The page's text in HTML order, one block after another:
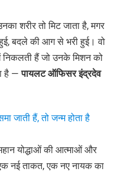
शरीर तो मिट जाता है, मगर
बदले की आग से भरी हुई। वो
निकलती हैं जो उनके मिशन को
है —पायलट ऑफिसर इंद्रदेव
जाती हैं, तो जन्म होता है
योद्धाओं की आत्माओं और
नई ताकत, एक नए नायक का